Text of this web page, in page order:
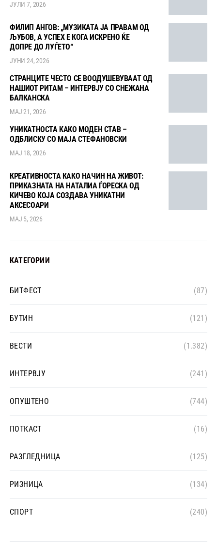
ЈУЛИ 7, 2026
ФИЛИП АНГОВ: „МУЗИКАТА ЈА ПРАВАМ ОД
ЉУБОВ, А УСПЕХ Е КОГА ИСКРЕНО ЌЕ
ДОПРЕ ДО ЛУЃЕТО“
ЈУНИ 24, 2026
СТРАНЦИТЕ ЧЕСТО СЕ ВООДУШЕВУВААТ ОД
НАШИОТ РИТАМ – ИНТЕРВЈУ СО СНЕЖАНА
БАЛКАНСКА
МАЈ 21, 2026
УНИКАТНОСТА КАКО МОДЕН СТАВ –
ОДБЛИСКУ СО МАЈА СТЕФАНОВСКИ
МАЈ 18, 2026
КРЕАТИВНОСТА КАКО НАЧИН НА ЖИВОТ:
ПРИКАЗНАТА НА НАТАЛИА ЃОРЕСКА ОД
КИЧЕВО КОЈА СОЗДАВА УНИКАТНИ
АКСЕСОАРИ
МАЈ 5, 2026
КАТЕГОРИИ
БИТФЕСТ (87)
БУТИН (121)
ВЕСТИ (1.382)
ИНТЕРВЈУ (241)
ОПУШТЕНО (744)
ПОТКАСТ (16)
РАЗГЛЕДНИЦА (125)
РИЗНИЦА (134)
СПОРТ (240)